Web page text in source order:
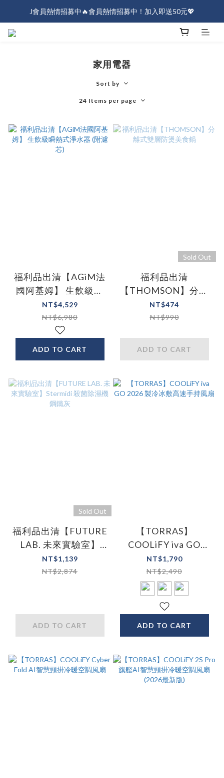
J會員熱情招募中🔥會員熱情招募中！加入即送50元💖
J會員熱情招募中🔥會員熱情招募中！加入即送50元💖
家用電器
Sort by
24 Items per page
福利品出清【AGiM法
國阿基姆】 生飲級瞬
熱式淨水器 (附濾芯)
NT$4,529
NT$6,980
ADD TO CART
Sold Out
福利品出清
【THOMSON】分離
式雙層防燙美食鍋
NT$474
NT$990
ADD TO CART
Sold Out
福利品出清【FUTURE
LAB. 未來實驗室】
Stermidi 殺菌除濕機
鋼鐵灰
NT$1,139
NT$2,874
ADD TO CART
【TORRAS】
COOLiFY iva GO
2026 製冷冰敷高速手
持風扇
NT$1,790
NT$2,490
ADD TO CART